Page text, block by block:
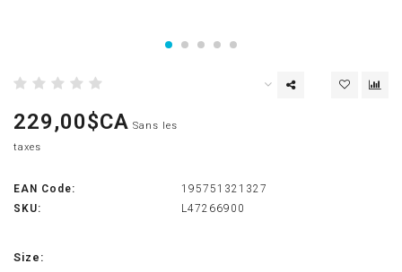
229,00$CA Sans les
taxes
EAN Code:
195751321327
SKU:
L47266900
Size: